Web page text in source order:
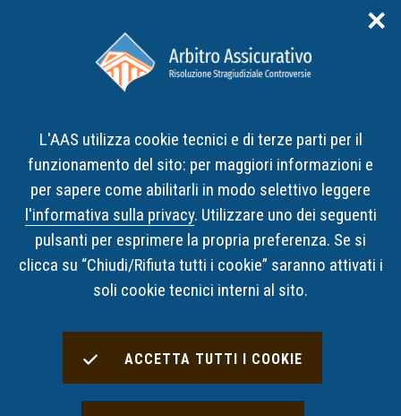
✕
L'AAS utilizza cookie tecnici e di terze parti per il
funzionamento del sito: per maggiori informazioni e
per sapere come abilitarli in modo selettivo leggere
l'informativa sulla privacy. Utilizzare uno dei seguenti
pulsanti per esprimere la propria preferenza. Se si
clicca su “Chiudi/Rifiuta tutti i cookie” saranno attivati i
soli cookie tecnici interni al sito.
ACCETTA TUTTI I COOKIE
Home Decisioni Risultati Ricerca Decisioni
Risultati Ricerca Decisioni
Decisioni Trovate:1
OPZIONI DI RICERCA UTILIZZATE